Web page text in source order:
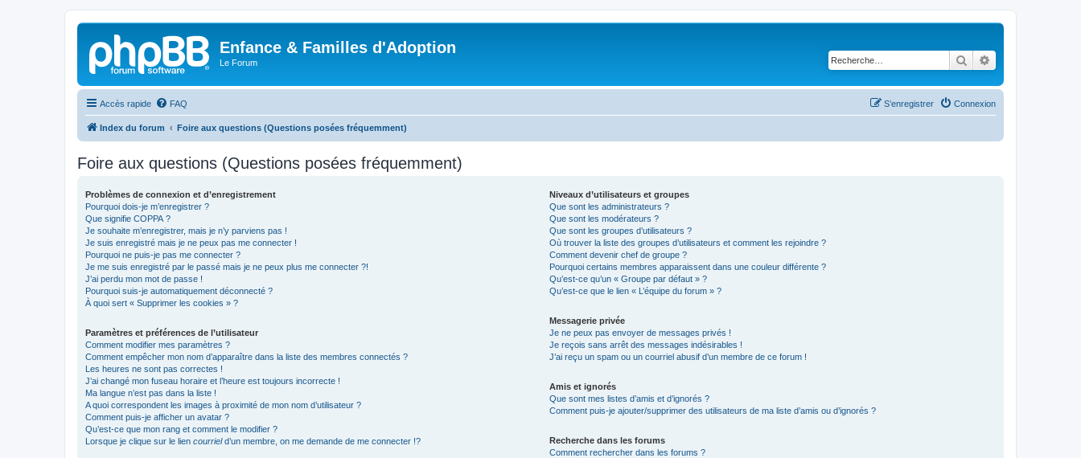
Enfance & Familles d'Adoption
Le Forum Rechercher
Accès rapide FAQ Connexion
S’enregistrer
Index du forum Foire aux questions (Questions posées fréquemment)
Foire aux questions (Questions posées fréquemment)
Problèmes de connexion et d’enregistrement
Pourquoi dois-je m’enregistrer ?
Que signifie COPPA ?
Je souhaite m’enregistrer, mais je n’y parviens pas !
Je suis enregistré mais je ne peux pas me connecter !
Pourquoi ne puis-je pas me connecter ?
Je me suis enregistré par le passé mais je ne peux plus me connecter ?!
J’ai perdu mon mot de passe !
Pourquoi suis-je automatiquement déconnecté ?
À quoi sert « Supprimer les cookies » ?
Paramètres et préférences de l’utilisateur
Comment modifier mes paramètres ?
Comment empêcher mon nom d’apparaître dans la liste des membres connectés ?
Les heures ne sont pas correctes !
J’ai changé mon fuseau horaire et l’heure est toujours incorrecte !
Ma langue n’est pas dans la liste !
A quoi correspondent les images à proximité de mon nom d’utilisateur ?
Comment puis-je afficher un avatar ?
Qu’est-ce que mon rang et comment le modifier ?
Lorsque je clique sur le lien courrield’un membre, on me demande de me connecter !?
Niveaux d’utilisateurs et groupes
Que sont les administrateurs ?
Que sont les modérateurs ?
Que sont les groupes d’utilisateurs ?
Où trouver la liste des groupes d’utilisateurs et comment les rejoindre ?
Comment devenir chef de groupe ?
Pourquoi certains membres apparaissent dans une couleur différente ?
Qu’est-ce qu’un « Groupe par défaut » ?
Qu’est-ce que le lien « L’équipe du forum » ?
Messagerie privée
Je ne peux pas envoyer de messages privés !
Je reçois sans arrêt des messages indésirables !
J’ai reçu un spam ou un courriel abusif d’un membre de ce forum !
Amis et ignorés
Que sont mes listes d’amis et d’ignorés ?
Comment puis-je ajouter/supprimer des utilisateurs de ma liste d’amis ou d’ignorés ?
Recherche dans les forums
Comment rechercher dans les forums ?